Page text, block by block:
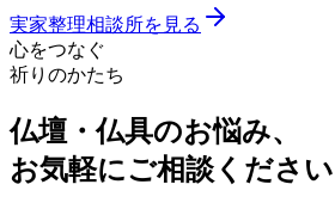
実家整理相談所を見る
心をつなぐ
祈りのかたち
仏壇・仏具のお悩み、
お気軽にご相談ください